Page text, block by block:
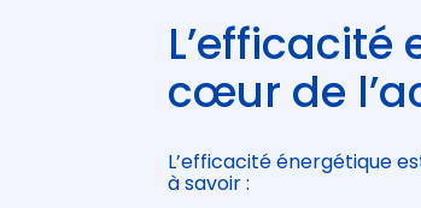
cœur de
L’efficacité énergétique
à savoir :